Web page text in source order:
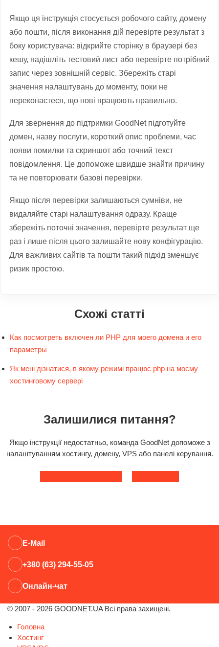
Якщо ця інструкція стосується робочого сайту, домену
або пошти, після виконання дій перевірте результат з
боку користувача: відкрийте сторінку в браузері без
кешу, надішліть тестовий лист або перевірте потрібний
запис через зовнішній сервіс. Збережіть старі
значення налаштувань до моменту, поки не
переконаєтеся, що нові працюють правильно.
Для звернення до підтримки GoodNet підготуйте
домен, назву послуги, короткий опис проблеми, час
появи помилки та скриншот або точний текст
повідомлення. Це допоможе швидше знайти причину
та не повторювати базові перевірки.
Якщо після перевірки залишаються сумніви, не
видаляйте старі налаштування одразу. Краще
збережіть поточні значення, перевірте результат ще
раз і лише після цього залишайте нову конфігурацію.
Для важливих сайтів та пошти такий підхід зменшує
ризик простою.
Схожі статті
Как посмотреть включен ли PHP для моего домена и его
параметры
Як мені дізнатися, в якому режимі працює php на моєму
хостинговому сервері
Залишилися питання?
Якщо інструкції недостатньо, команда GoodNet допоможе з
налаштуванням хостингу, домену, VPS або панелі керування.
E-Mail
+380 (63) 294-55-05
Онлайн-чат
© 2007 - 2026 GOODNET.UA Всі права захищені.
Головна
Хостинг